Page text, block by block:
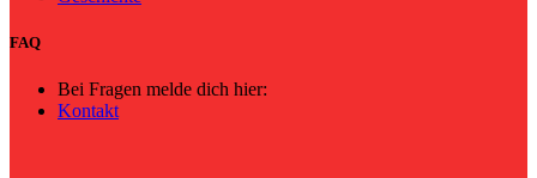
FAQ
Bei Fragen melde dich hier:
Kontakt